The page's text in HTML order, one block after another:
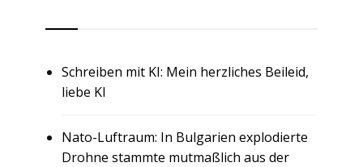
Schreiben mit KI: Mein herzliches Beileid,
liebe KI
Nato-Luftraum: In Bulgarien explodierte
Drohne stammte mutmaßlich aus der